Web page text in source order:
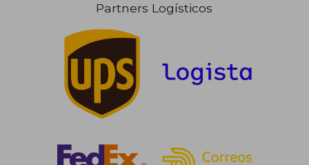
Partners Logísticos